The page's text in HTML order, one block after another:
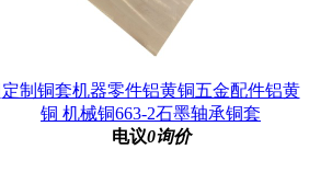
定制铜套机器零件铝黄铜五金配件铝黄
铜 机械铜663-2石墨轴承铜套
电议0询价